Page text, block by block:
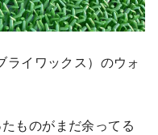
ライワックス）のウォ
ものがまだ余ってる